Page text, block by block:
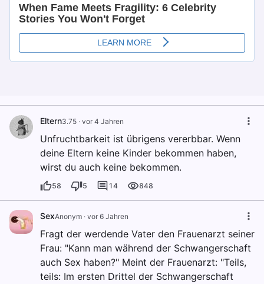
Eltern3.75 · vor 4 Jahren
Unfruchtbarkeit ist übrigens vererbbar. Wenn
deine Eltern keine Kinder bekommen haben,
wirst du auch keine bekommen.
58 5 14 848
SexAnonym · vor 6 Jahren
Fragt der werdende Vater den Frauenarzt seiner
Frau: "Kann man während der Schwangerschaft
auch Sex haben?" Meint der Frauenarzt: "Teils,
teils: Im ersten Drittel der Schwangerschaft